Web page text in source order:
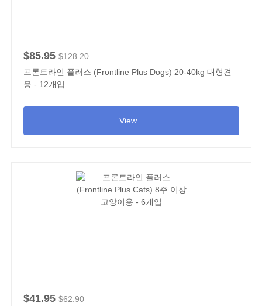
$85.95 $128.20
프론트라인 플러스 (Frontline Plus Dogs) 20-40kg 대형견
용 - 12개입
View...
$41.95 $62.90